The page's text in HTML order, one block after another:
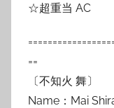
☆超重当 AC
==
〔不知火 舞〕
Name：Mai